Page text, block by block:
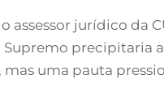
assessor jurídico da
precipitaria
uma pauta